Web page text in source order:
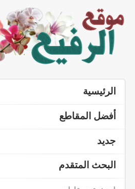
الرئيسية
أفضل المقاطع
جديد
البحث المتقدم